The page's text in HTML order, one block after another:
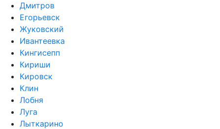
Дмитров
Егорьевск
Жуковский
Ивантеевка
Кингисепп
Кириши
Кировск
Клин
Лобня
Луга
Лыткарино